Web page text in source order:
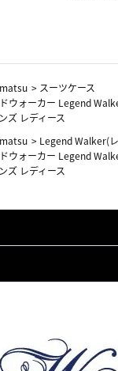
> スーツケース
ウォーカー Legend
ズ レディース
> Legend Walker(
ウォーカー Legend
ズ レディース